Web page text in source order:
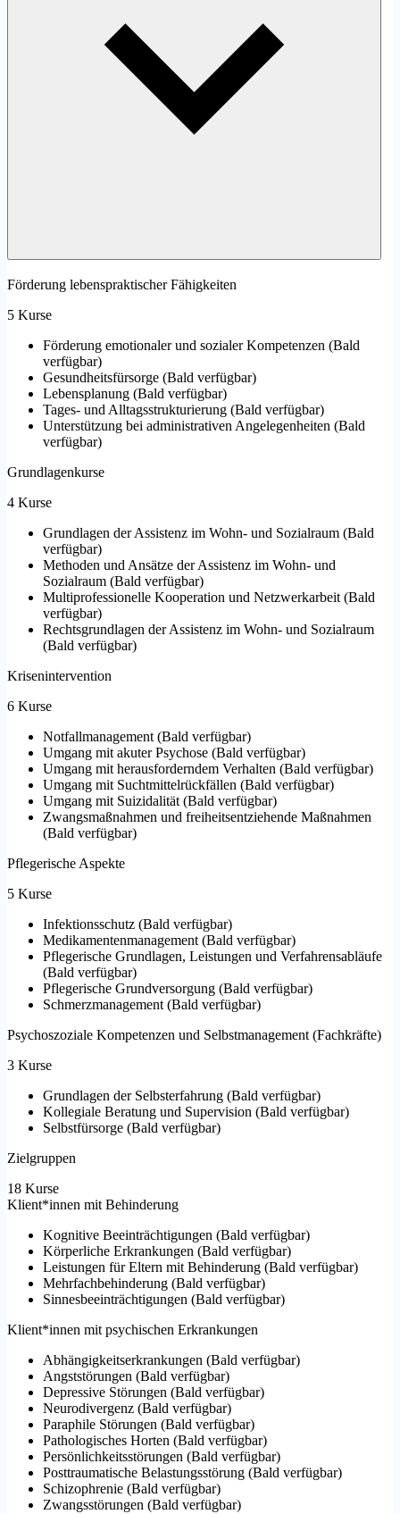
Förderung lebenspraktischer Fähigkeiten
5 Kurse
Förderung emotionaler und sozialer Kompetenzen (Bald
verfügbar)
Gesundheitsfürsorge (Bald verfügbar)
Lebensplanung (Bald verfügbar)
Tages- und Alltagsstrukturierung (Bald verfügbar)
Unterstützung bei administrativen Angelegenheiten (Bald
verfügbar)
Grundlagenkurse
4 Kurse
Grundlagen der Assistenz im Wohn- und Sozialraum (Bald
verfügbar)
Methoden und Ansätze der Assistenz im Wohn- und
Sozialraum (Bald verfügbar)
Multiprofessionelle Kooperation und Netzwerkarbeit (Bald
verfügbar)
Rechtsgrundlagen der Assistenz im Wohn- und Sozialraum
(Bald verfügbar)
Krisenintervention
6 Kurse
Notfallmanagement (Bald verfügbar)
Umgang mit akuter Psychose (Bald verfügbar)
Umgang mit herausforderndem Verhalten (Bald verfügbar)
Umgang mit Suchtmittelrückfällen (Bald verfügbar)
Umgang mit Suizidalität (Bald verfügbar)
Zwangsmaßnahmen und freiheitsentziehende Maßnahmen
(Bald verfügbar)
Pflegerische Aspekte
5 Kurse
Infektionsschutz (Bald verfügbar)
Medikamentenmanagement (Bald verfügbar)
Pflegerische Grundlagen, Leistungen und Verfahrensabläufe
(Bald verfügbar)
Pflegerische Grundversorgung (Bald verfügbar)
Schmerzmanagement (Bald verfügbar)
Psychoszoziale Kompetenzen und Selbstmanagement (Fachkräfte)
3 Kurse
Grundlagen der Selbsterfahrung (Bald verfügbar)
Kollegiale Beratung und Supervision (Bald verfügbar)
Selbstfürsorge (Bald verfügbar)
Zielgruppen
18 Kurse
Klient*innen mit Behinderung
Kognitive Beeinträchtigungen (Bald verfügbar)
Körperliche Erkrankungen (Bald verfügbar)
Leistungen für Eltern mit Behinderung (Bald verfügbar)
Mehrfachbehinderung (Bald verfügbar)
Sinnesbeeinträchtigungen (Bald verfügbar)
Klient*innen mit psychischen Erkrankungen
Abhängigkeitserkrankungen (Bald verfügbar)
Angststörungen (Bald verfügbar)
Depressive Störungen (Bald verfügbar)
Neurodivergenz (Bald verfügbar)
Paraphile Störungen (Bald verfügbar)
Pathologisches Horten (Bald verfügbar)
Persönlichkeitsstörungen (Bald verfügbar)
Posttraumatische Belastungsstörung (Bald verfügbar)
Schizophrenie (Bald verfügbar)
Zwangsstörungen (Bald verfügbar)